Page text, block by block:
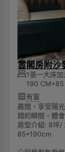
雲閣房附沙
1張一大床
190
有窗
晨間，享受陽
錯的瞬間，體
房型介紹: 8坪/
85*190cm